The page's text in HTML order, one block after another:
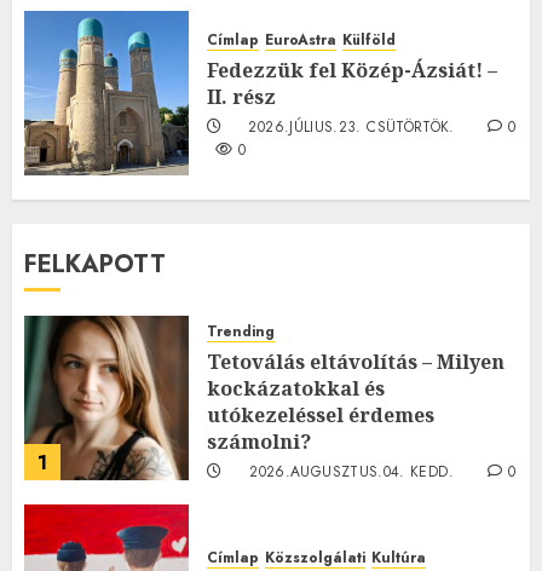
2026.JÚLIUS.23. CSÜTÖRTÖK.
0
Címlap EuroAstra Külföld
Fedezzük fel Közép-Ázsiát! –
II. rész
2026.JÚLIUS.23. CSÜTÖRTÖK.
0
0
FELKAPOTT
1
Trending
Tetoválás eltávolítás – Milyen
kockázatokkal és
utókezeléssel érdemes
számolni?
2026.AUGUSZTUS.04. KEDD.
0
Címlap Közszolgálati Kultúra